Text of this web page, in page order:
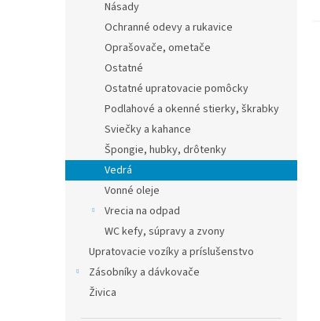
Násady
Ochranné odevy a rukavice
Oprašovače, ometače
Ostatné
Ostatné upratovacie pomôcky
Podlahové a okenné stierky, škrabky
Sviečky a kahance
Špongie, hubky, drôtenky
Vedrá
Vonné oleje
Vrecia na odpad
WC kefy, súpravy a zvony
Upratovacie vozíky a príslušenstvo
Zásobníky a dávkovače
Živica